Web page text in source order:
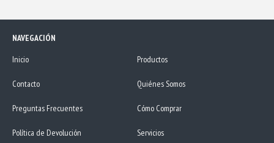
NAVEGACIÓN
Inicio
Productos
Contacto Quiénes Somos
Preguntas Frecuentes Cómo Comprar
Política de Devolución Servicios